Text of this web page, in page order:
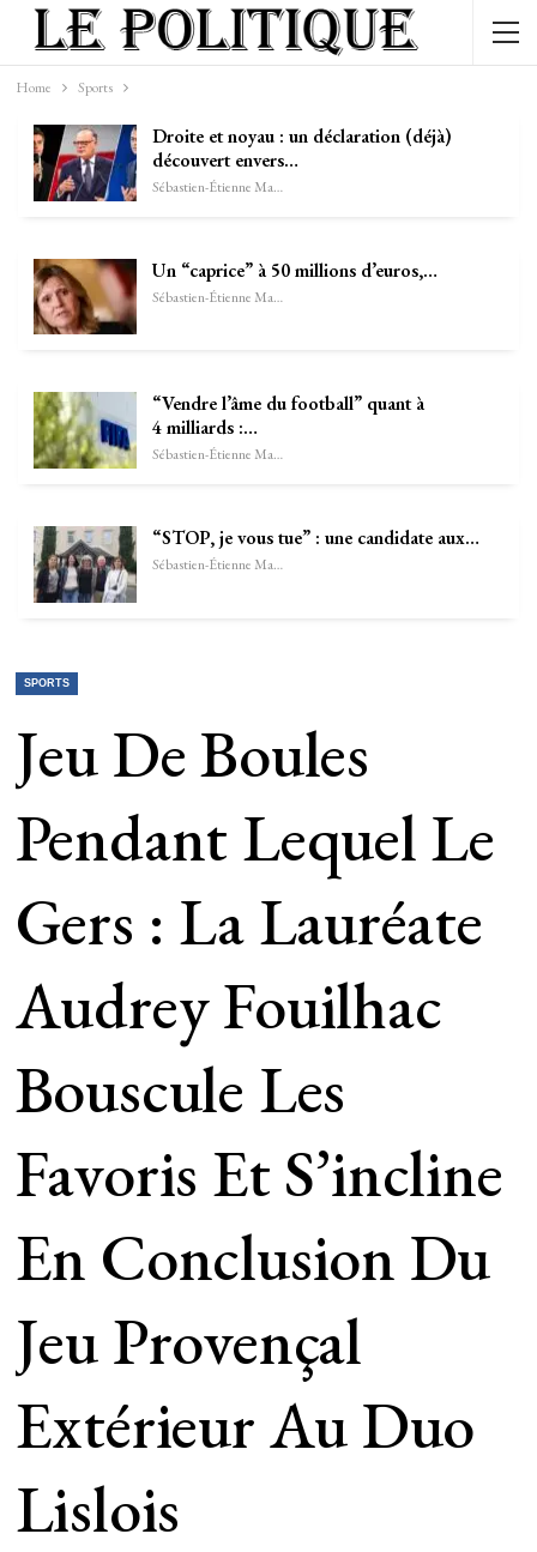
Home Sports
Droite et noyau : un déclaration (déjà)
découvert envers…
Sébastien-Étienne Marechal
Un “caprice” à 50 millions d’euros,…
Sébastien-Étienne Marechal
“Vendre l’âme du football” quant à
4 milliards :…
Sébastien-Étienne Marechal
“STOP, je vous tue” : une candidate aux…
Sébastien-Étienne Marechal
SPORTS
Jeu De Boules
Pendant Lequel Le
Gers : La Lauréate
Audrey Fouilhac
Bouscule Les
Favoris Et S’incline
En Conclusion Du
Jeu Provençal
Extérieur Au Duo
Lislois